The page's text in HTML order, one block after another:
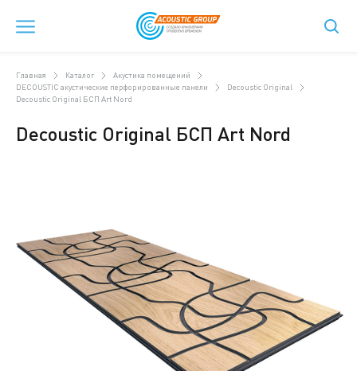
Главная Каталог
Акустика помещений
DECOUSTIC акустические перфорированные панели
Decoustic Original
Decoustic Original БСП Art Nord
Decoustic Original БСП Art Nord